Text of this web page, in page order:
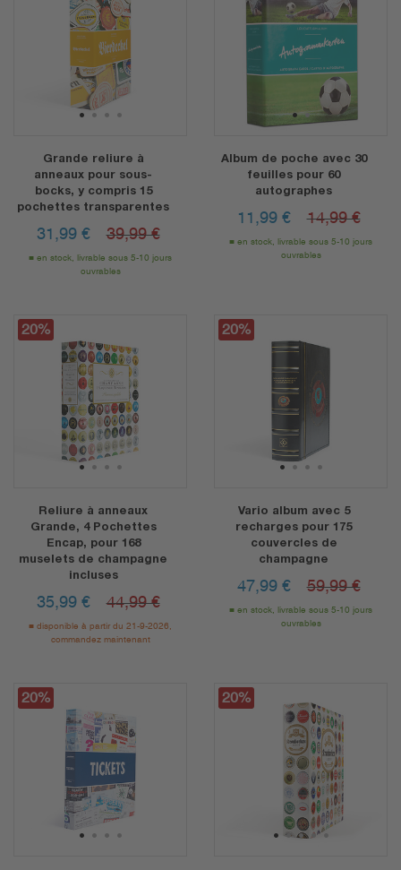
123 4
Grande reliure à
anneaux pour sous-
bocks, y compris 15
pochettes transparentes
31,99 € 39,99 €
en stock, livrable sous 5-10 jours
ouvrables
12
Album de poche avec 30
feuilles pour 60
autographes
11,99 € 14,99 €
en stock, livrable sous 5-10 jours
ouvrables
20%
123 4
Reliure à anneaux
Grande, 4 Pochettes
Encap, pour 168
muselets de champagne
incluses
35,99 € 44,99 €
disponible à partir du 21-9-2026,
commandez maintenant
20%
123 4
Vario album avec 5
recharges pour 175
couvercles de
champagne
47,99 € 59,99 €
en stock, livrable sous 5-10 jours
ouvrables
20%
1 2 3 4
20%
12345